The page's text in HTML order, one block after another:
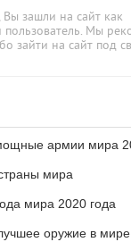
зашли на сайт как
пользователь. Мы
зайти на сайт под
армии мира
мира
мира 2020 года
оружие в мире